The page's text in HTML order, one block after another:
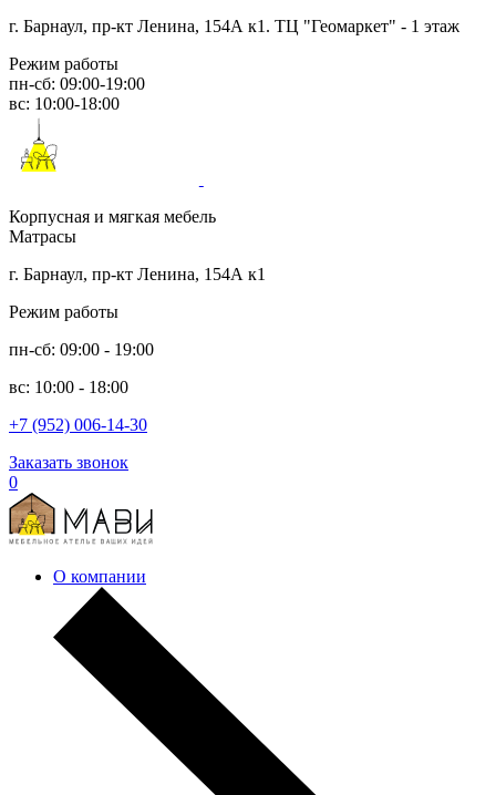
г. Барнаул, пр-кт Ленина, 154А к1. ТЦ "Геомаркет" - 1 этаж
Режим работы
пн-сб: 09:00-19:00
вс: 10:00-18:00
Корпусная и мягкая мебель
Матрасы
г. Барнаул, пр-кт Ленина, 154А к1
Режим работы
пн-сб: 09:00 - 19:00
вс: 10:00 - 18:00
+7 (952) 006-14-30
Заказать звонок
0
О компании